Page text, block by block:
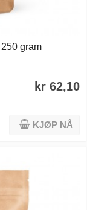
gram
kr 62,10
KJØP NÅ